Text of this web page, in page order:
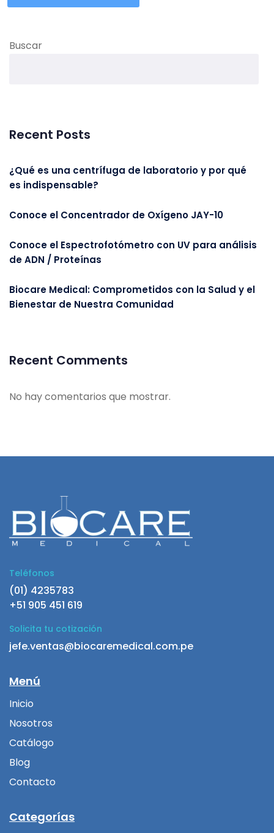
Buscar
Recent Posts
¿Qué es una centrífuga de laboratorio y por qué
es indispensable?
Conoce el Concentrador de Oxígeno JAY-10
Conoce el Espectrofotómetro con UV para análisis
de ADN / Proteínas
Biocare Medical: Comprometidos con la Salud y el
Bienestar de Nuestra Comunidad
Recent Comments
No hay comentarios que mostrar.
Teléfonos
(01) 4235783
+51 905 451 619
Solicita tu cotización
jefe.ventas@biocaremedical.com.pe
Menú
Inicio
Nosotros
Catálogo
Blog
Contacto
Categorías